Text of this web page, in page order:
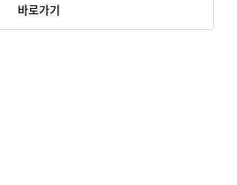
바로가기